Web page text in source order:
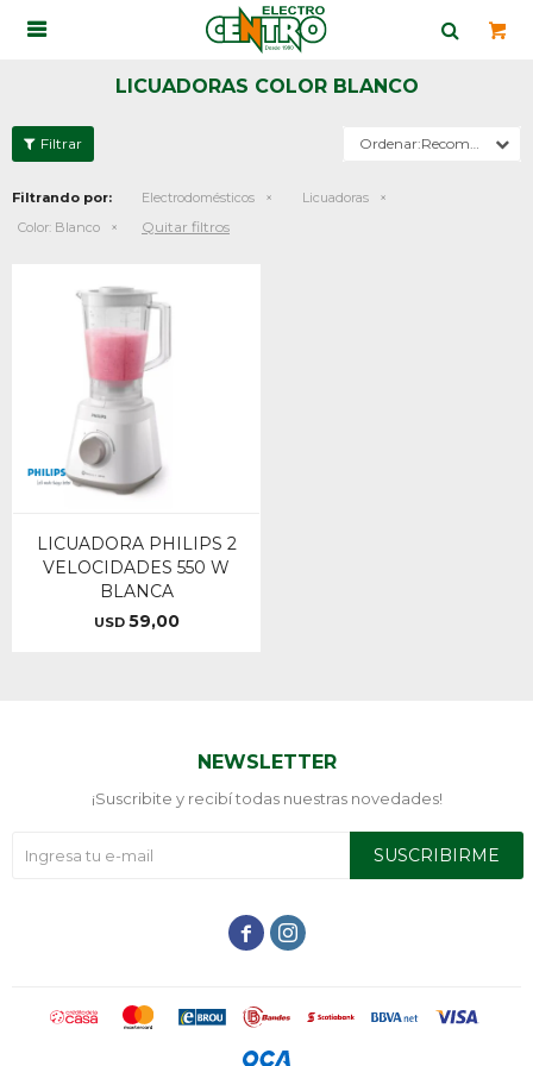

LICUADORAS COLOR BLANCO
Recomendados
Filtrando por: Electrodomésticos
Licuadoras
Color: Blanco Quitar filtros
LICUADORA PHILIPS 2
VELOCIDADES 550 W
BLANCA
USD 59,00
NEWSLETTER
¡Suscribite y recibí todas nuestras novedades!
SUSCRIBIRME
 